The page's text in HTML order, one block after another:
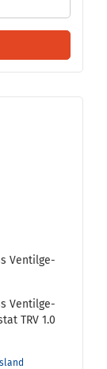
Ven­til­ge­
Ven­til­ge­
TRV 1.0